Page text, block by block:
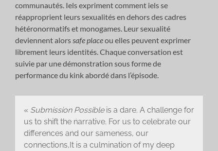
communautés. Iels expriment comment iels se
réapproprient leurs sexualités en dehors des cadres
hétéronormatifs et monogames. Leur sexualité
deviennent alorssafe placeou elles peuvent exprimer
librement leurs identités. Chaque conversation est
suivie par une démonstration sous forme de
performance du kink abordé dans l’épisode.
« Submission Possibleis a dare. A challenge for
us to shift the narrative. For us to celebrate our
differences and our sameness, our
connections,It is a culmination of my deep